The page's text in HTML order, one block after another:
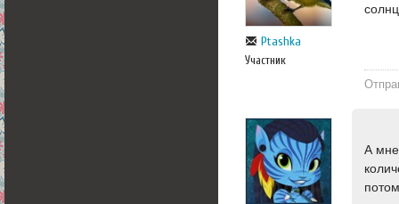
Ptashka
Участник
А